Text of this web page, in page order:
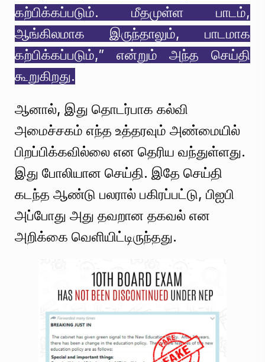
கற்பிக்கப்படும். மீதமுள்ள பாடம்,
ஆங்கிலமாக இருந்தாலும், பாடமாக
கற்பிக்கப்படும்,” என்றும் அந்த செய்தி
கூறுகிறது.
ஆனால், இது தொடர்பாக கல்வி
அமைச்சகம் எந்த உத்தரவும் அண்மையில்
பிறப்பிக்கவில்லை என தெரிய வந்துள்ளது.
இது போலியான செய்தி. இதே செய்தி
கடந்த ஆண்டு பலரால் பகிரப்பட்டு, பிஐபி
அப்போது அது தவறான தகவல் என
அறிக்கை வெளியிட்டிருந்தது.